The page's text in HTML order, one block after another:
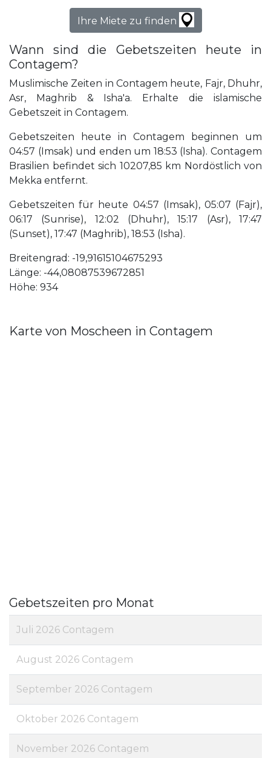
Ihre Miete zu finden
Wann sind die Gebetszeiten heute in
Contagem?
Muslimische Zeiten in Contagem heute, Fajr, Dhuhr,
Asr, Maghrib & Isha'a. Erhalte die islamische
Gebetszeit in Contagem.
Gebetszeiten heute in Contagem beginnen um
04:57 (Imsak) und enden um 18:53 (Isha). Contagem
Brasilien befindet sich 10207,85 km Nordöstlich von
Mekka entfernt.
Gebetszeiten für heute 04:57 (Imsak), 05:07 (Fajr),
06:17 (Sunrise), 12:02 (Dhuhr), 15:17 (Asr), 17:47
(Sunset), 17:47 (Maghrib), 18:53 (Isha).
Breitengrad: -19,91615104675293
Länge: -44,08087539672851
Höhe: 934
Karte von Moscheen in Contagem
Gebetszeiten pro Monat
Juli 2026 Contagem
August 2026 Contagem
September 2026 Contagem
Oktober 2026 Contagem
November 2026 Contagem